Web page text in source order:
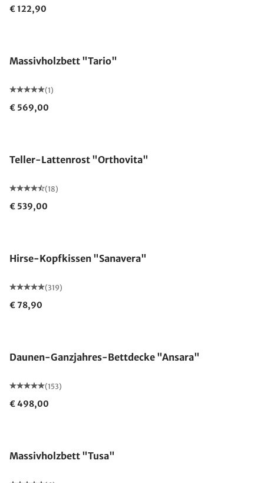
€ 122,90
Massivholzbett "Tario"
(1)
€ 569,00
Teller-Lattenrost "Orthovita"
(18)
€ 539,00
Hirse-Kopfkissen "Sanavera"
(319)
€ 78,90
Daunen-Ganzjahres-Bettdecke "Ansara"
(153)
€ 498,00
Massivholzbett "Tusa"